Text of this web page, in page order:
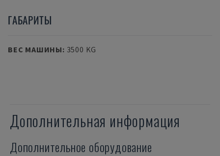
ГАБАРИТЫ
ВЕС МАШИНЫ: 3500 KG
Дополнительная информация
Дополнительное оборудование